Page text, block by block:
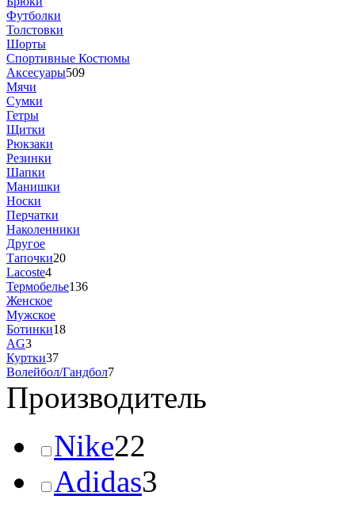
Футболки
Толстовки
Шорты
Спортивные Костюмы
Аксесуары509
Мячи
Сумки
Гетры
Щитки
Рюкзаки
Резинки
Шапки
Манишки
Носки
Перчатки
Наколенники
Другое
Тапочки20
Lacoste4
Термобелье136
Женское
Мужское
Ботинки18
AG3
Куртки37
Волейбол/Гандбол7
Производитель
Nike22
Adidas3